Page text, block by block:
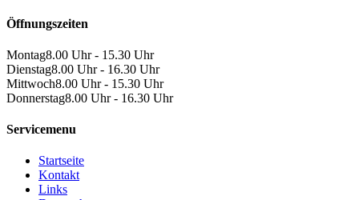
Öffnungszeiten
Montag8.00 Uhr - 15.30 Uhr
Dienstag8.00 Uhr - 16.30 Uhr
Mittwoch8.00 Uhr - 15.30 Uhr
Donnerstag8.00 Uhr - 16.30 Uhr
Servicemenu
Startseite
Kontakt
Links